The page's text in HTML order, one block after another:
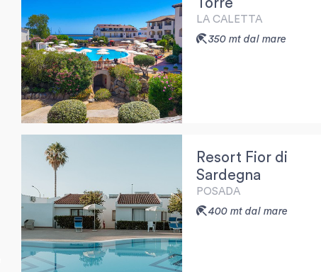
Torre
LA CALETTA
350 mt dal mare
Resort Fior di
Sardegna
POSADA
400 mt dal mare